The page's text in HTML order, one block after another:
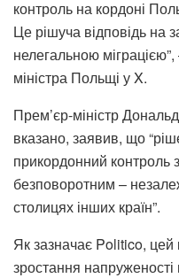
контроль на кордоні
Це рішуча відповідь на
нелегальною
міністра Польщі у X.
Прем’єр-міністр
вказано, заявив, що
прикордонний
безповоротним –
столицях інших країн”.
Як зазначає Politico, цей
зростання напруженості